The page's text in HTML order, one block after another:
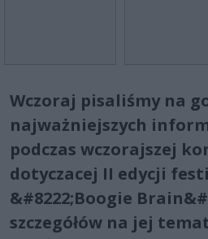
Wczoraj pisaliśmy na
najważniejszych
podczas wczorajszej
dotyczacej II edycji
&#8222;Boogie
szczegółów na jej